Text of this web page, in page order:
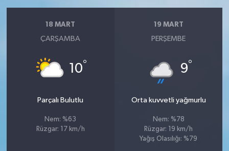
18 MART
ÇARŞAMBA
10°
Parçalı Bulutlu
Nem: %63
Rüzgar: 17 km/h
19 MART
PERŞEMBE
9°
Orta kuvvetli yağmurlu
Nem: %78
Rüzgar: 19 km/h
Yağış Olasılığı: %79